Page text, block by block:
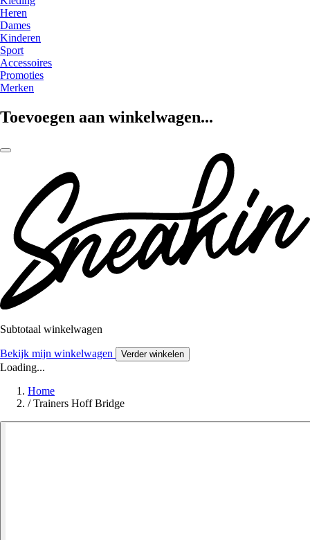
Heren
Dames
Kinderen
Sport
Accessoires
Promoties
Merken
Toevoegen aan winkelwagen...
Subtotaal winkelwagen
Bekijk mijn winkelwagen Verder winkelen
Loading...
Home
/ Trainers Hoff Bridge